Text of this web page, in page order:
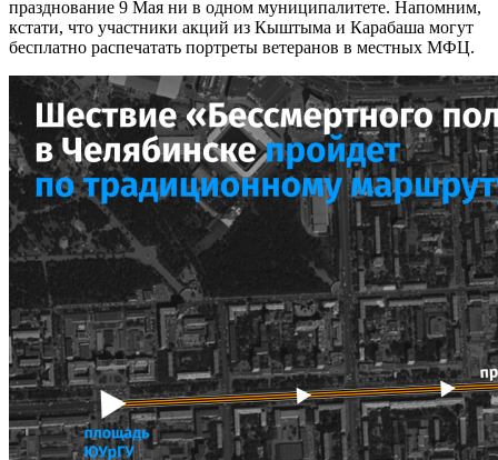
празднование 9 Мая ни в одном муниципалитете. Напомним,
кстати, что участники акций из Кыштыма и Карабаша могут
бесплатно распечатать портреты ветеранов в местных МФЦ.